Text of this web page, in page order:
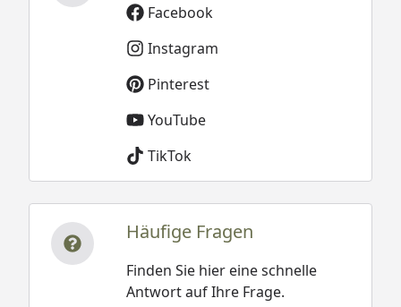
Facebook
Instagram
Pinterest
YouTube
TikTok
Häufige Fragen
Finden Sie hier eine schnelle
Antwort auf Ihre Frage.